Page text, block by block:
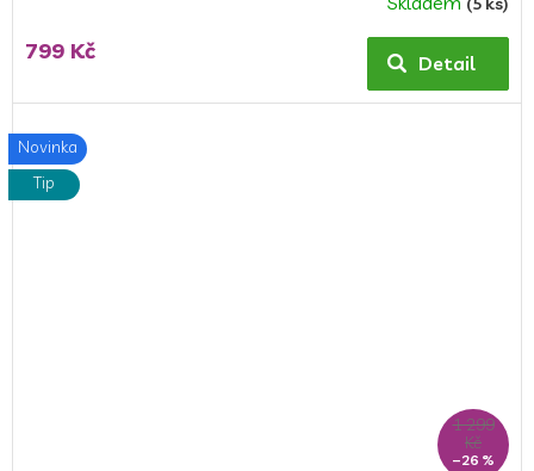
799 Kč Detail
Novinka
Tip
1 299
Kč
–26 %